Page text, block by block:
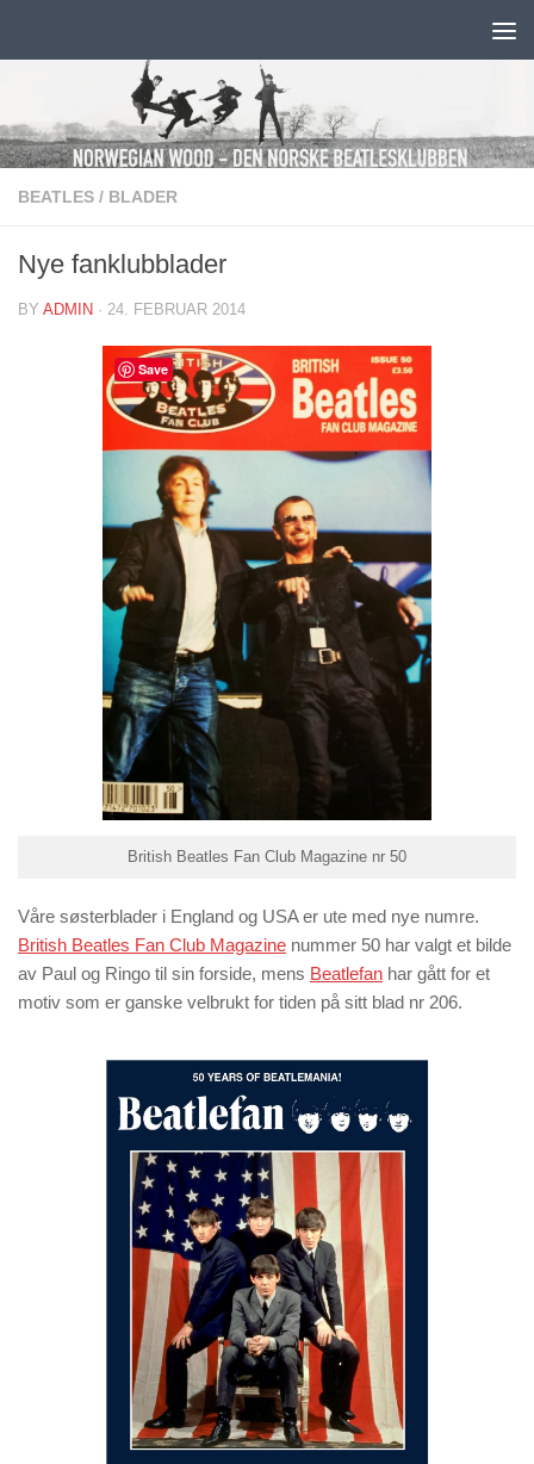
BEATLES / BLADER
Nye fanklubblader
BY ADMIN · 24. FEBRUAR 2014
British Beatles Fan Club Magazine nr 50
Våre søsterblader i England og USA er ute med nye numre.
British Beatles Fan Club Magazine nummer 50 har valgt et bilde
av Paul og Ringo til sin forside, mens Beatlefan har gått for et
motiv som er ganske velbrukt for tiden på sitt blad nr 206.
Save